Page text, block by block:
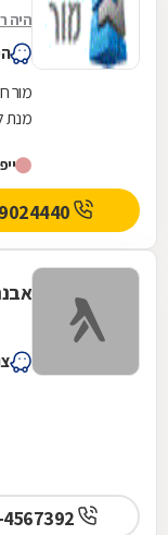
היה
מנת
03-9024440
צוק